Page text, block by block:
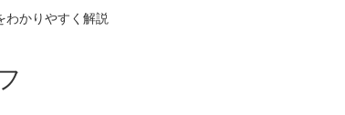
わかりやすく解説